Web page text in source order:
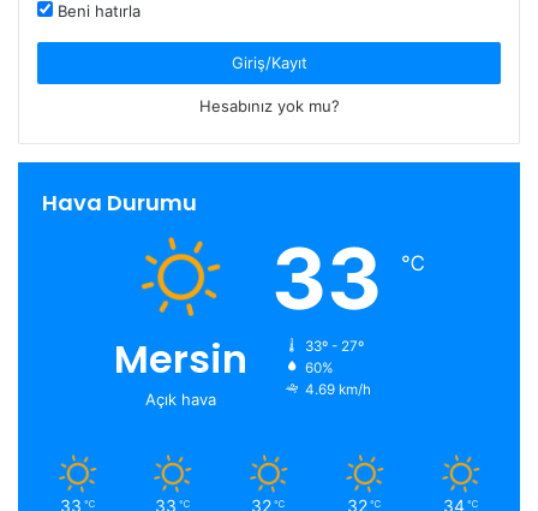
Beni hatırla
Giriş/Kayıt
Hesabınız yok mu?
Hava Durumu
Mersin
Açık hava
33 ℃
33º - 27º
60%
4.69 km/h
33 ℃ 33 ℃ 32 ℃ 32 ℃ 34 ℃